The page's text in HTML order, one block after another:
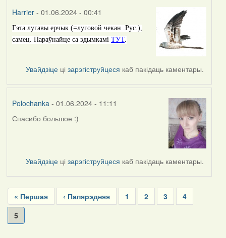
Harrier- 01.06.2024 - 00:41
Гэта лугавы ерчык (=луговой чекан .Рус.),
самец. Параўнайце са здымкамі ТУТ.
Увайдзіце цізарэгіструйцеся каб пакідаць каментары.
Polochanka - 01.06.2024 - 11:11
Спасибо большое :)
Увайдзіце цізарэгіструйцеся каб пакідаць каментары.
Pagination
First
page
« Першая
Previous
page
‹ Папярэдняя Page
1 Page
2 Page
3 Page
4
Current
page
5